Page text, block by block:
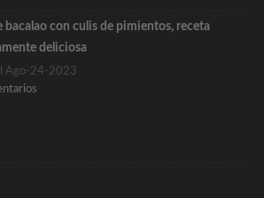
bacalao con culis de pimientos, receta
deliciosa
Ago-24-2023